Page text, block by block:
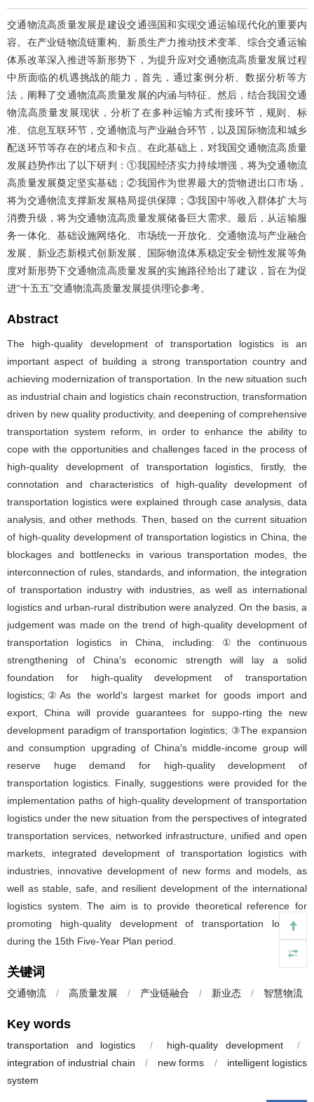
交通物流高质量发展是建设交通强国和实现交通运输现代化的重要内
容。在产业链物流链重构、新质生产力推动技术变革、综合交通运输
体系改革深入推进等新形势下，为提升应对交通物流高质量发展过程
中所面临的机遇挑战的能力，首先，通过案例分析、数据分析等方
法，阐释了交通物流高质量发展的内涵与特征。然后，结合我国交通
物流高质量发展现状，分析了在多种运输方式衔接环节，规则、标
准、信息互联环节，交通物流与产业融合环节，以及国际物流和城乡
配送环节等存在的堵点和卡点。在此基础上，对我国交通物流高质量
发展趋势作出了以下研判：①我国经济实力持续增强，将为交通物流
高质量发展奠定坚实基础；②我国作为世界最大的货物进出口市场，
将为交通物流支撑新发展格局提供保障；③我国中等收入群体扩大与
消费升级，将为交通物流高质量发展储备巨大需求。最后，从运输服
务一体化、基础设施网络化、市场统一开放化、交通物流与产业融合
发展、新业态新模式创新发展、国际物流体系稳定安全韧性发展等角
度对新形势下交通物流高质量发展的实施路径给出了建议，旨在为促
进“十五五”交通物流高质量发展提供理论参考。
Abstract
The high-quality development of transportation logistics is an
important aspect of building a strong transportation country and
achieving modernization of transportation. In the new situation such
as industrial chain and logistics chain reconstruction, transformation
driven by new quality productivity, and deepening of comprehensive
transportation system reform, in order to enhance the ability to
cope with the opportunities and challenges faced in the process of
high-quality development of transportation logistics, firstly, the
connotation and characteristics of high-quality development of
transportation logistics were explained through case analysis, data
analysis, and other methods. Then, based on the current situation
of high-quality development of transportation logistics in China, the
blockages and bottlenecks in various transportation modes, the
interconnection of rules, standards, and information, the integration
of transportation industry with industries, as well as international
logistics and urban-rural distribution were analyzed. On the basis, a
judgement was made on the trend of high-quality development of
transportation logistics in China, including: ①the continuous
strengthening of China′s economic strength will lay a solid
foundation for high-quality development of transportation
logistics;②As the world′s largest market for goods import and
export, China will provide guarantees for suppo-rting the new
development paradigm of transportation logistics; ③The expansion
and consumption upgrading of China′s middle-income group will
reserve huge demand for high-quality development of
transportation logistics. Finally, suggestions were provided for the
implementation paths of high-quality development of transportation
logistics under the new situation from the perspectives of integrated
transportation services, networked infrastructure, unified and open
markets, integrated development of transportation logistics with
industries, innovative development of new forms and models, as
well as stable, safe, and resilient development of the international
logistics system. The aim is to provide theoretical reference for
promoting high-quality development of transportation logistics
during the 15th Five-Year Plan period.
关键词
交通物流 / 高质量发展 / 产业链融合 / 新业态 / 智慧物流
Key words
transportation and logistics / high-quality development
/
integration of industrial chain
/ new forms /
intelligent logistics
system